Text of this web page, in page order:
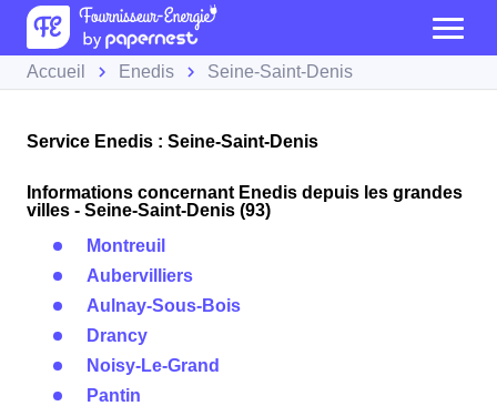
Accueil Enedis Seine-Saint-Denis
Service Enedis : Seine-Saint-Denis
Informations concernant Enedis depuis les grandes
villes - Seine-Saint-Denis (93)
Montreuil
Aubervilliers
Aulnay-Sous-Bois
Drancy
Noisy-Le-Grand
Pantin